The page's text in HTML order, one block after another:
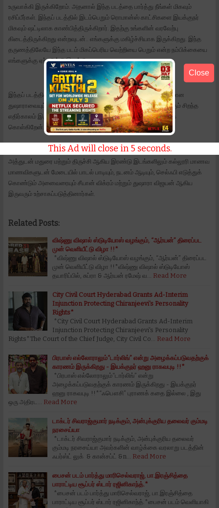
உருவாக்கி இருக்கிறோம். அதனால் இந்த படத்தை பார்த்து நீங்கள் மிகவும்
ரசிப்பீர்கள். இந்தப் படத்தில் இடம்பெறும் ரொமான்ஸ் காட்சிகளை இயக்குநர்
மிகவும் ஷட்டிலாக காண்பித்திருக்கிறார். இதற்கு உங்களின் வரவேற்பு
கிடைத்திருக்கிறது என்றவுடன்.. எங்களுக்கு மகிழ்ச்சியாக இருக்கிறது. இந்த
தருணத்திலேயே இந்த படம் மிகப்பெரிய வெற்றியை பெறும் என்ற நம்பிக்கையை
எங்களுக்கு ஏற்படுத்தி இருக்கிறது.
இந்தப் படத்தில் அழகான துஷாராவையும் பார்க்கலாம். ஆக்ரோஷமான
துஷாராவையும் பார்க்கலாம். அவருடைய நடிப்பு பிரமாதம். அவருக்கும் சிறந்த
எதிர்காலம் இருக்கிறது. அதற்கு என் வாழ்த்துக்களை தெரிவித்துக்
கொள்கிறேன். '' என்றார்.
அத்துடன் மதுரை மற்றும் திருச்சி ஆகிய இரண்டு இடங்களிலும் கல்லூரி மாணவ
மாணவிகளுடன் மேடையில் பாடல் பாடியும், நடனம் ஆடியும், செல்ஃபி எடுத்துக்
கொண்டும் அனைவரையும் சீயான் விக்ரம் மற்றும் துஷாரா விஜயன் ஆகிய
இருவரும் உற்சாகப்படுத்தினார்கள்.
Related Posts:
விஷ்ணு விஷால் ஸ்டுடியோஸ் வழங்கும், “ஆர்யன்” திரைப்பட
முன் வெளியீட்டு விழா !!*
*விஷ்ணு விஷால் ஸ்டுடியோஸ் வழங்கும், “ஆர்யன்” திரைப்பட
முன் வெளியீட்டு விழா !!*விஷ்ணு விஷால் ஸ்டுடியோஸ்
தயாரிப்பில், சுப்ரா & ஆர்யன் ரமேஷ் வ…
Read More
City Civil Court Hyderabad Grants Ad-Interim
Injunction Protecting Chiranjeevi's Personality
Rights*
*City Civil Court Hyderabad Grants Ad-Interim
Injunction Protecting Chiranjeevi's Personality
Rights*The Court of the Chief Judge, City Civil Co…
Read More
பிரபாஸ் எல்லோராலும்“டார்லிங்” என்று அழைக்கப்படுவதற்குக்
காரணம் இருக்கிறது - இயக்குநர் ஹனு ராகவபுடி !!*
*பிரபாஸ் எல்லோராலும்“டார்லிங்” என்று
அழைக்கப்படுவதற்குக் காரணம் இருக்கிறது - இயக்குநர்
ஹனு ராகவபுடி !!*“ஃபௌசி” புராணக் கதை இல்லை , இது
ஒரு அதிரட…
Read More
டாக்டர் சிவராஜ்குமார் நடிக்கும், அன்புக்குரிய தலைவர் கும்மடி
நரசைய்யா
*டாக்டர் சிவராஜ்குமார் நடிக்கும், அன்புக்குரிய தலைவர்
கும்மடி நரசைய்யா அவர்களின் வாழ்க்கை வரலாறு படத்தின்
ஃபர்ஸ்ட் லுக் & கான்சப்ட் &n…
Read More
பைசன் படம் பார்த்து மாரிசெல்வராஜ், பா.இரஞ்சித்தை
பாராட்டிய சூப்பர் ஸ்டார் ரஜினிகாந்த்.*
*பைசன் படம் பார்த்து மாரிசெல்வராஜ், பா.இரஞ்சித்தை
பாராட்டிய சூப்பர் ஸ்டார் ரஜினிகாந்த்.*பைசன் படம் வெளியாகி
Close
This Ad will close in 4 seconds.